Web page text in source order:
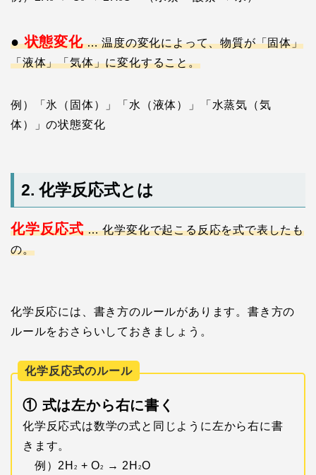
●状態変化… 温度の変化によって、物質が「固体」
「液体」「気体」に変化すること。
例）「氷（固体）」「水（液体）」「水蒸気（気
体）」の状態変化
2. 化学反応式とは
化学反応式… 化学変化で起こる反応を式で表したも
の。
化学反応には、書き方のルールがあります。書き方の
ルールをおさらいしておきましょう。
化学反応式のルール
① 式は左から右に書く
化学反応式は数学の式と同じように左から右に書
きます。
例）2H 2 + O2 → 2H 2O